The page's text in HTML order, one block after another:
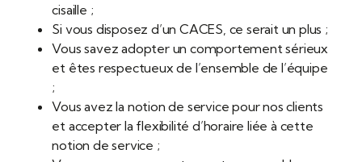
cisaille ;
Si vous disposez d’un CACES, ce serait un plus ;
Vous savez adopter un comportement sérieux
et êtes respectueux de l’ensemble de l’équipe
;
Vous avez la notion de service pour nos clients
et accepter la flexibilité d’horaire liée à cette
notion de service ;